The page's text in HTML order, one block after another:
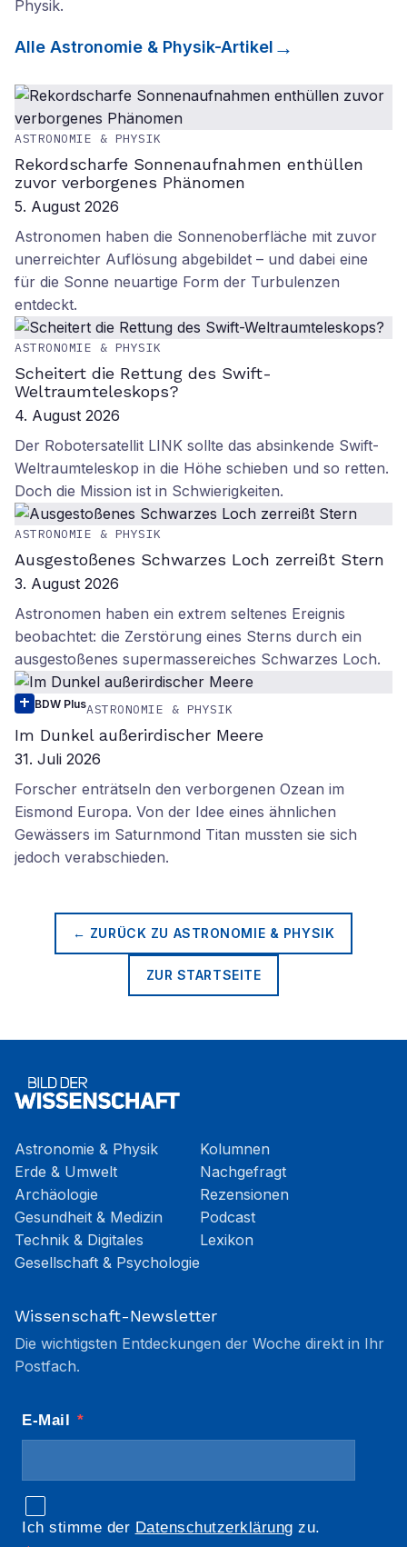
Physik.
Alle Astronomie & Physik-Artikel
ASTRONOMIE & PHYSIK
Rekordscharfe Sonnenaufnahmen enthüllen
zuvor verborgenes Phänomen
5. August 2026
Astronomen haben die Sonnenoberfläche mit zuvor
unerreichter Auflösung abgebildet – und dabei eine
für die Sonne neuartige Form der Turbulenzen
entdeckt.
ASTRONOMIE & PHYSIK
Scheitert die Rettung des Swift-
Weltraumteleskops?
4. August 2026
Der Robotersatellit LINK sollte das absinkende Swift-
Weltraumteleskop in die Höhe schieben und so retten.
Doch die Mission ist in Schwierigkeiten.
ASTRONOMIE & PHYSIK
Ausgestoßenes Schwarzes Loch zerreißt Stern
3. August 2026
Astronomen haben ein extrem seltenes Ereignis
beobachtet: die Zerstörung eines Sterns durch ein
ausgestoßenes supermassereiches Schwarzes Loch.
BDW PlusASTRONOMIE & PHYSIK
Im Dunkel außerirdischer Meere
31. Juli 2026
Forscher enträtseln den verborgenen Ozean im
Eismond Europa. Von der Idee eines ähnlichen
Gewässers im Saturnmond Titan mussten sie sich
jedoch verabschieden.
← ZURÜCK ZU ASTRONOMIE & PHYSIK
ZUR STARTSEITE
Astronomie & Physik
Erde & Umwelt
Archäologie
Gesundheit & Medizin
Technik & Digitales
Gesellschaft & Psychologie
Kolumnen
Nachgefragt
Rezensionen
Podcast
Lexikon
Wissenschaft-Newsletter
Die wichtigsten Entdeckungen der Woche direkt in Ihr
Postfach.